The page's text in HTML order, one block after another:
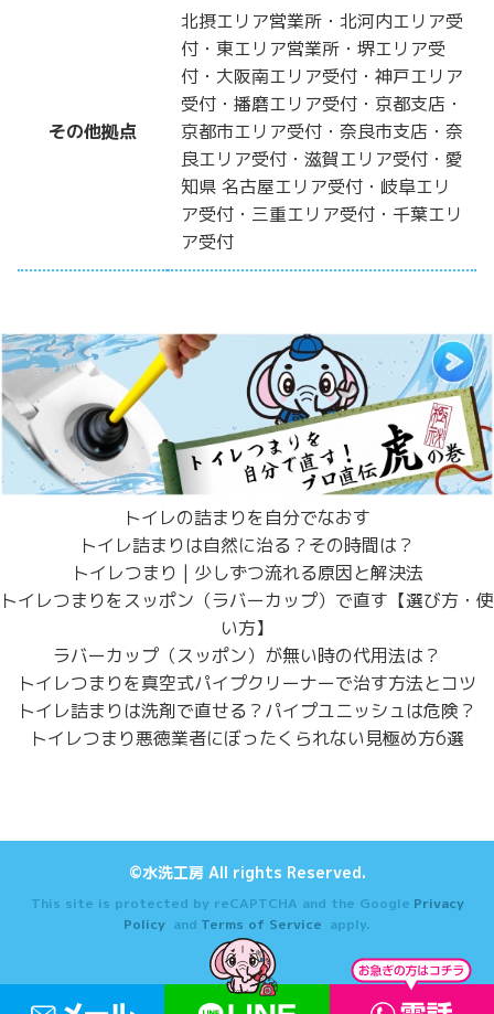
その他拠点
北摂エリア営業所・北河内エリア受
付・東エリア営業所・堺エリア受
付・大阪南エリア受付・神戸エリア
受付・播磨エリア受付・京都支店・
京都市エリア受付・奈良市支店・奈
良エリア受付・滋賀エリア受付・愛
知県 名古屋エリア受付・岐阜エリ
ア受付・三重エリア受付・千葉エリ
ア受付
トイレの詰まりを自分でなおす
トイレ詰まりは自然に治る？その時間は？
トイレつまり | 少しずつ流れる原因と解決法
トイレつまりをスッポン（ラバーカップ）で直す【選び方・使
い方】
ラバーカップ（スッポン）が無い時の代用法は？
トイレつまりを真空式パイプクリーナーで治す方法とコツ
トイレ詰まりは洗剤で直せる？パイプユニッシュは危険？
トイレつまり悪徳業者にぼったくられない見極め方6選
©水洗工房 All rights Reserved.
This site is protected by reCAPTCHA and the Google Privacy
Policy and Terms of Service apply.